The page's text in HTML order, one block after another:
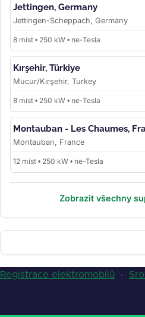
Jettingen, Germany
Jettingen-Scheppach, Germany
8 míst • 250 kW • ne-Tesla
Kırşehir, Türkiye
Mucur/Kırşehir, Turkey
8 míst • 250 kW • ne-Tesla
Montauban - Les Chaumes,
Montauban, France
12 míst • 250 kW • ne-Tesla
Zobrazit všechny
Registrace elektromobilů ·